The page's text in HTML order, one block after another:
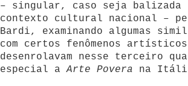
– singular, caso seja balizada
contexto cultural nacional –
Bardi, examinando algumas
com certos fenômenos artísticos
desenrolavam nesse terceiro
especial aArte Povera na